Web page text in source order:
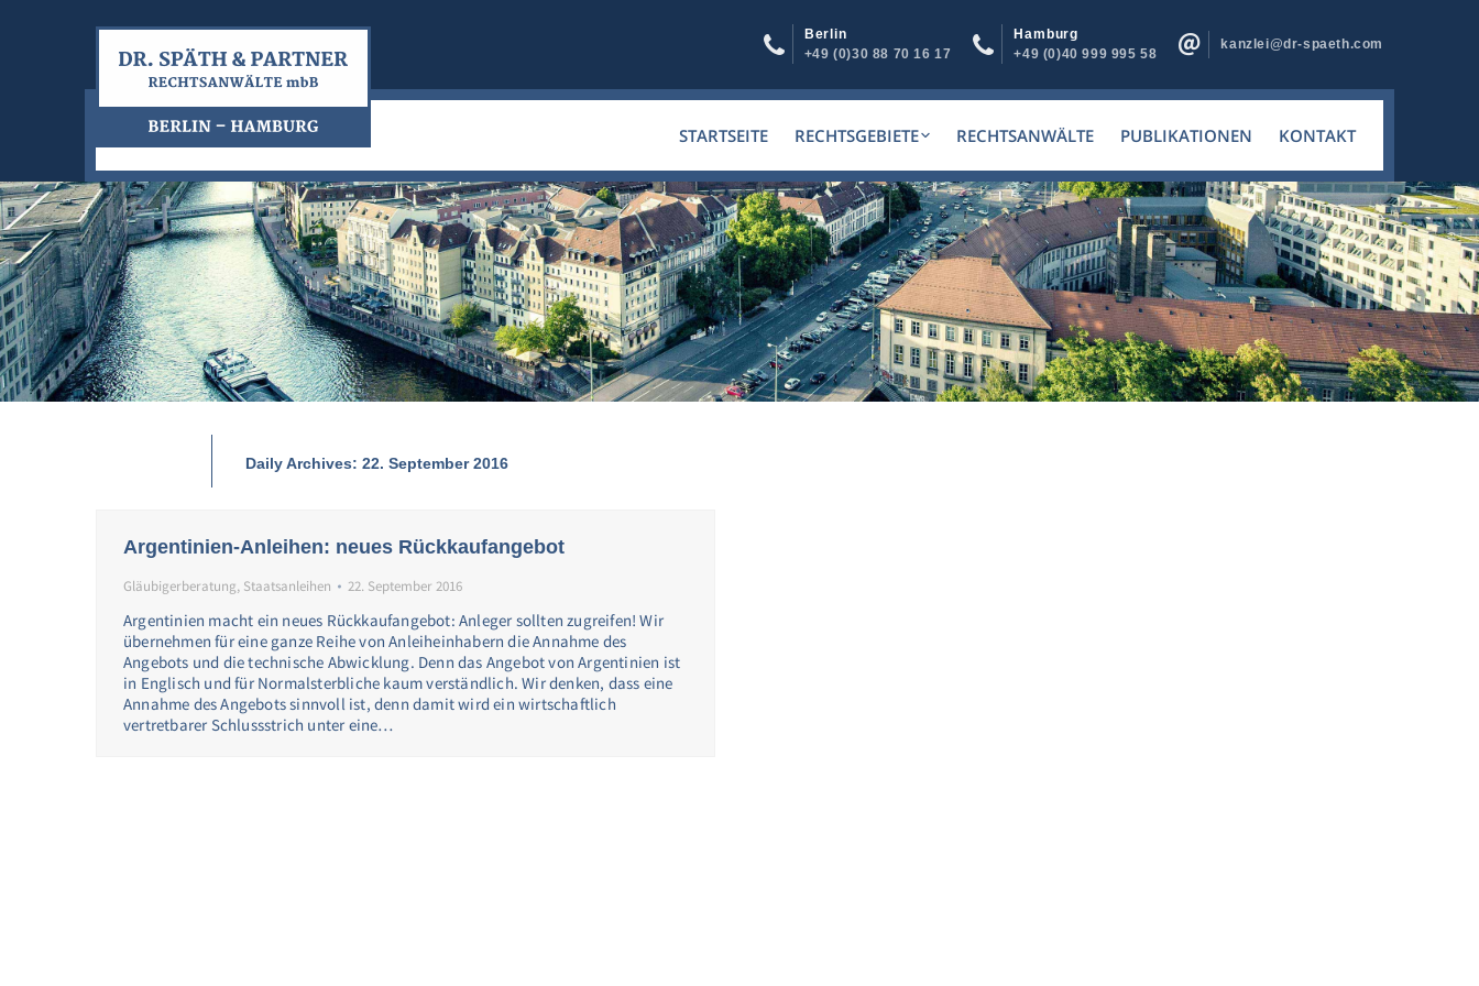
Berlin
+49 (0)30 88 70 16 17
Hamburg
+49 (0)40 999 995 58
kanzlei@dr-spaeth.com
STARTSEITE RECHTSGEBIETE RECHTSANWÄLTE PUBLIKATIONEN KONTAKT
Daily Archives: 22. September 2016
Argentinien-Anleihen: neues Rückkaufangebot
Gläubigerberatung, Staatsanleihen 22. September 2016
Argentinien macht ein neues Rückkaufangebot: Anleger sollten zugreifen! Wir
übernehmen für eine ganze Reihe von Anleiheinhabern die Annahme des
Angebots und die technische Abwicklung. Denn das Angebot von Argentinien ist
in Englisch und für Normalsterbliche kaum verständlich. Wir denken, dass eine
Annahme des Angebots sinnvoll ist, denn damit wird ein wirtschaftlich
vertretbarer Schlussstrich unter eine…